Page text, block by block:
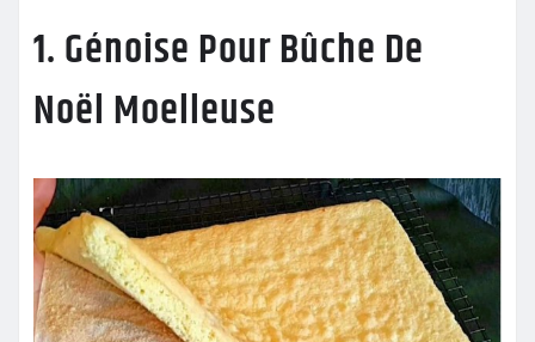
1. Génoise Pour Bûche De
Noël Moelleuse